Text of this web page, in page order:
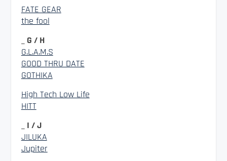
FATE GEAR
the fool
_ G / H
G.L.A.M.S
GOOD THRU DATE
GOTHIKA
High Tech Low Life
HITT
_ I / J
JILUKA
Jupiter